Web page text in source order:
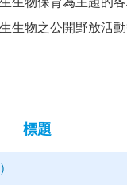
生物之公開野放活
標題